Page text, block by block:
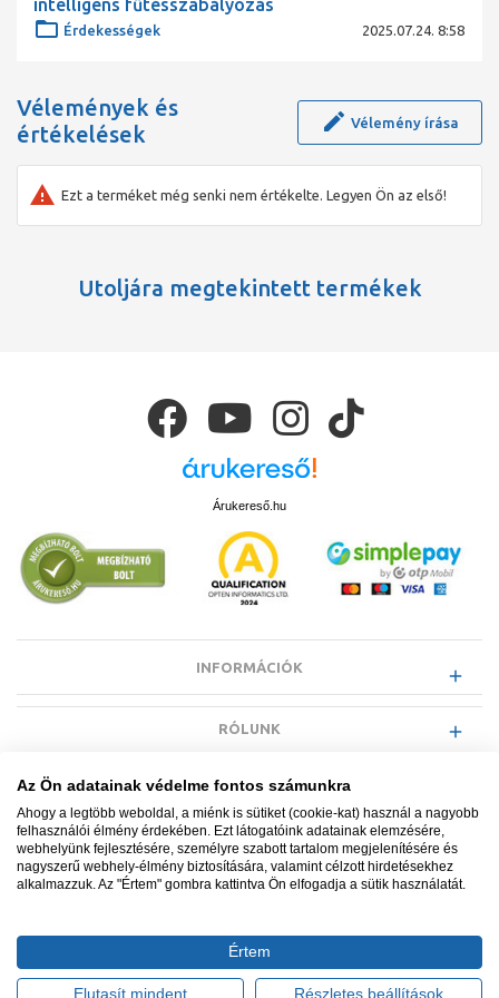
intelligens fűtésszabályozás
Érdekességek 2025.07.24. 8:58
Vélemények és
értékelések
Vélemény írása
Ezt a terméket még senki nem értékelte. Legyen Ön az első!
Utoljára megtekintett termékek
Árukereső.hu
INFORMÁCIÓK
RÓLUNK
EGYÉB INFORMÁCIÓK
VÁSÁRLÓI INFORMÁCIÓK
Minden jog fenntartva. © Adatkezelés nyilvántartási száma NAIH-
Az Ön adatainak védelme fontos számunkra
Ahogy a legtöbb weboldal, a miénk is sütiket (cookie-kat) használ a nagyobb
felhasználói élmény érdekében. Ezt látogatóink adatainak elemzésére,
webhelyünk fejlesztésére, személyre szabott tartalom megjelenítésére és
nagyszerű webhely-élmény biztosítására, valamint célzott hirdetésekhez
alkalmazzuk. Az "Értem" gombra kattintva Ön elfogadja a sütik használatát.
Értem
Elutasít mindent Részletes beállítások